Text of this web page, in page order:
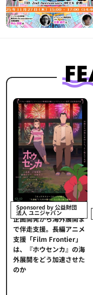
Sponsored by 公益財団
法人 ユニジャパン
企画開発から海外展開ま
で伴走支援。長編アニメ
支援「Film Frontier」
は、『ホウセンカ』の海
外展開をどう加速させた
のか